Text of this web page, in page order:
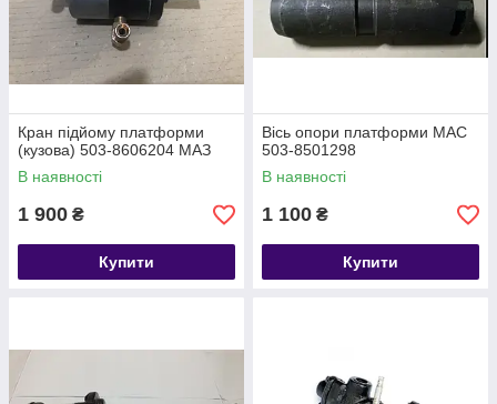
Кран підйому платформи
(кузова) 503-8606204 МАЗ
В наявності
1 900 ₴
Купити
Вісь опори платформи MAC
503-8501298
В наявності
1 100 ₴
Купити